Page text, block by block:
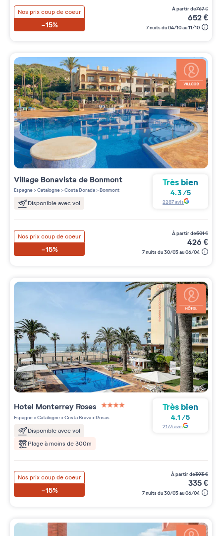
Nos prix coup de coeur
-15%
à partir de767€
652€
7 nuits du 04/10 au 11/10
Village Bonavista de Bonmont
Espagne>Catalogne>Costa Dorada>Bonmont
Disponible avec vol
Très bien
4.3/5
2287avis
Nos prix coup de coeur
-15%
à partir de501€
426 €
7 nuits du 30/03 au 06/04
Hotel Monterrey Roses
4 étoiles sur 5
Espagne>Catalogne>Costa Brava>Rosas
Disponible avec vol
Plage à moins de 300m
Très bien
4.1 /5
2173avis
Nos prix coup de coeur
-15%
à partir de393€
335€
7 nuits du 30/03 au 06/04